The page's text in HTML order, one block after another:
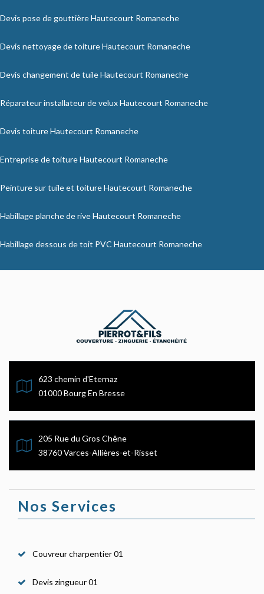
Devis pose de gouttière Hautecourt Romaneche
Devis nettoyage de toiture Hautecourt Romaneche
Devis changement de tuile Hautecourt Romaneche
Réparateur installateur de velux Hautecourt Romaneche
Devis toiture Hautecourt Romaneche
Entreprise de toiture Hautecourt Romaneche
Peinture sur tuile et toiture Hautecourt Romaneche
Habillage planche de rive Hautecourt Romaneche
Habillage dessous de toit PVC Hautecourt Romaneche
623 chemin d'Eternaz
01000 Bourg En Bresse
205 Rue du Gros Chêne
38760 Varces-Allières-et-Risset
Nos Services
Couvreur charpentier 01
Devis zingueur 01